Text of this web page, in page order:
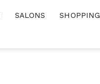
SALONS SHOPPING